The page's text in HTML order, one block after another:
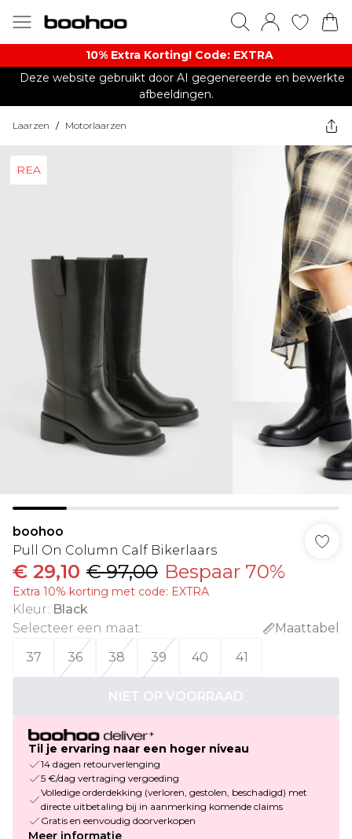
10% Extra Korting! Code: EXTRA​
Deze website gebruikt door AI gegenereerde en bewerkte
afbeeldingen.
Laarzen / Motorlaarzen
REA
boohoo
Pull On Column Calf Bikerlaars
€ 29,10 € 97,00 Bespaar 70%
Extra 10% korting met code: EXTRA
Kleur: Black
Selecteer een maat:
Maattabel
37
36 38 39 40 41
NIET OP VOORRAAD
Til je ervaring naar een hoger niveau
14 dagen retourverlenging
5 €/dag vertraging vergoeding
Volledige orderdekking (verloren, gestolen, beschadigd) met
directe uitbetaling bij in aanmerking komende claims
Gratis en eenvoudig doorverkopen
Meer informatie